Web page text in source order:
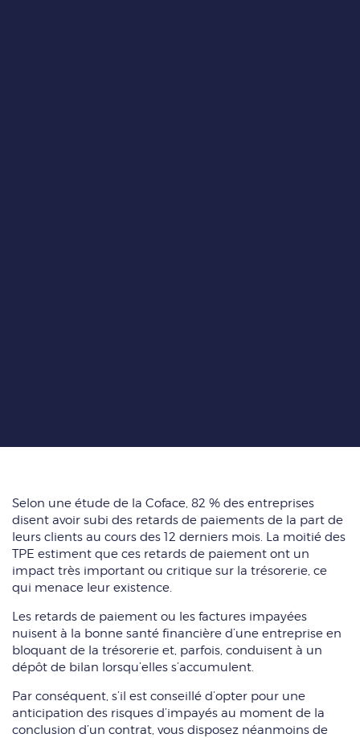
Selon une étude de la Coface, 82 % des entreprises
disent avoir subi des retards de paiements de la part de
leurs clients au cours des 12 derniers mois. La moitié des
TPE estiment que ces retards de paiement ont un
impact très important ou critique sur la trésorerie, ce
qui menace leur existence.
Les retards de paiement ou les factures impayées
nuisent à la bonne santé financière d’une entreprise en
bloquant de la trésorerie et, parfois, conduisent à un
dépôt de bilan lorsqu’elles s’accumulent.
Par conséquent, s’il est conseillé d’opter pour une
anticipation des risques d’impayés au moment de la
conclusion d’un contrat, vous disposez néanmoins de